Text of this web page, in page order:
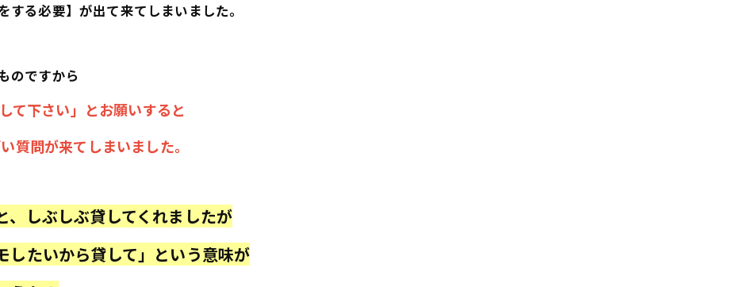
る必要】が出て来てしまいました。
のですから
て下さい」とお願いすると
質問が来てしまいました。
、しぶしぶ貸してくれましたが
したいから貸して」という意味が